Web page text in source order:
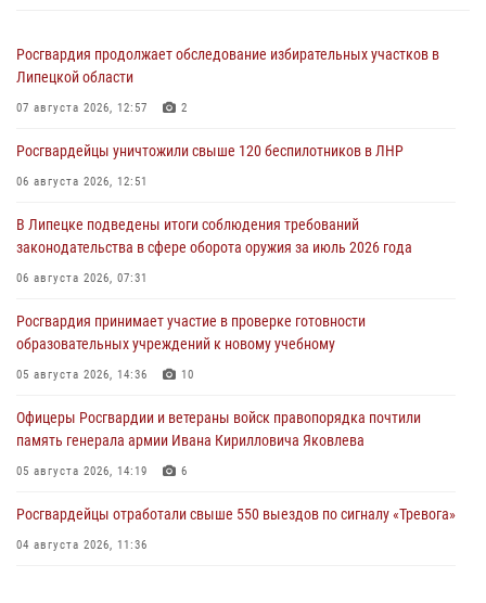
Росгвардия продолжает обследование избирательных участков в
Липецкой области
07 августа 2026, 12:57 2
Росгвардейцы уничтожили свыше 120 беспилотников в ЛНР
06 августа 2026, 12:51
В Липецке подведены итоги соблюдения требований
законодательства в сфере оборота оружия за июль 2026 года
06 августа 2026, 07:31
Росгвардия принимает участие в проверке готовности
образовательных учреждений к новому учебному
05 августа 2026, 14:36 10
Офицеры Росгвардии и ветераны войск правопорядка почтили
память генерала армии Ивана Кирилловича Яковлева
05 августа 2026, 14:19 6
Росгвардейцы отработали свыше 550 выездов по сигналу «Тревога»
04 августа 2026, 11:36